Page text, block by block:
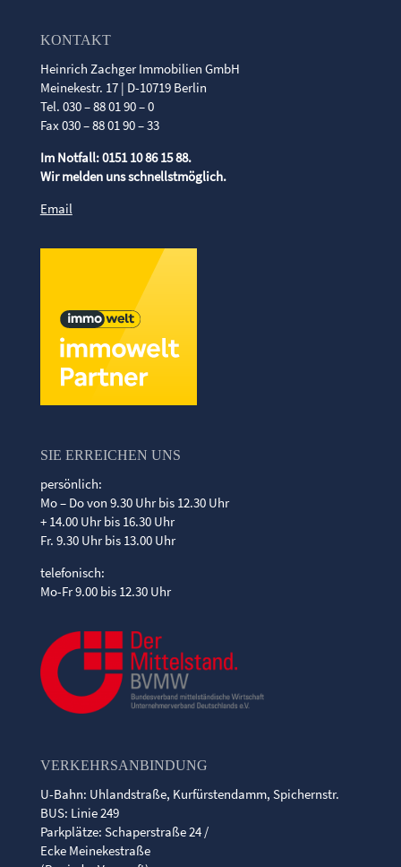
KONTAKT
Heinrich Zachger Immobilien GmbH
Meinekestr. 17 | D-10719 Berlin
Tel. 030 – 88 01 90 – 0
Fax 030 – 88 01 90 – 33
Im Notfall: 0151 10 86 15 88.
Wir melden uns schnellstmöglich.
Email
SIE ERREICHEN UNS
persönlich:
Mo – Do von 9.30 Uhr bis 12.30 Uhr
+ 14.00 Uhr bis 16.30 Uhr
Fr. 9.30 Uhr bis 13.00 Uhr
telefonisch:
Mo-Fr 9.00 bis 12.30 Uhr
VERKEHRSANBINDUNG
U-Bahn: Uhlandstraße, Kurfürstendamm, Spichernstr.
BUS: Linie 249
Parkplätze: Schaperstraße 24 /
Ecke Meinekestraße